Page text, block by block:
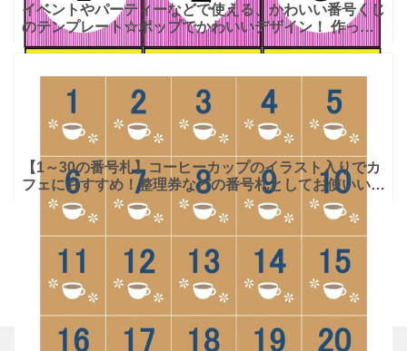
イベントやパーティーなどで使える、かわいい番号くじ
のテンプレート☆ポップでかわいいデザイン！ 作って
楽しい、かわいい番号くじのテンプレートです。ショッ
【1～30の番号札】コーヒーカップのイラスト入りでカ
フェにおすすめ！整理券などの番号札としてお使いいた
だけるフォーマットです。白い線に沿って切り離してお
使いくだ